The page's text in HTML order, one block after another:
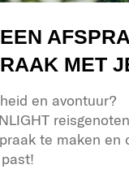
MET
en avontuur?
te maken en